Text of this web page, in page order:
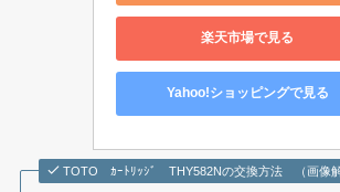
楽天市場で見る
Yahoo!ショッピングで見る
TOTO ｶｰﾄﾘｯｼﾞ THY582Nの交換方法 （画像解